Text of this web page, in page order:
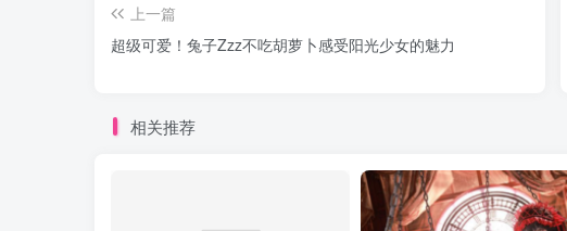
上一篇
超级可爱！兔子Zzz不吃胡萝卜感受阳光少女的魅力
相关推荐